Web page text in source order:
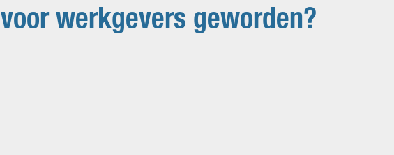
voor werkgevers geworden?